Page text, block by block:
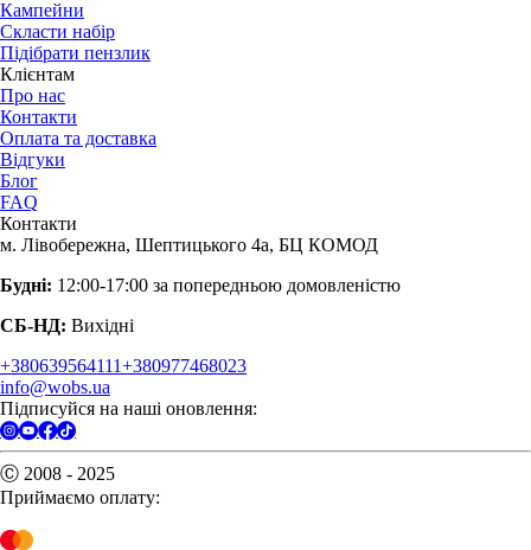
Кампейни
Скласти набір
Підібрати пензлик
Клієнтам
Про нас
Контакти
Оплата та доставка
Відгуки
Блог
FAQ
Контакти
м. Лівобережна, Шептицького 4а, БЦ КОМОД
Будні: 12:00-17:00 за попередньою домовленістю
СБ-НД: Вихідні
+380639564111+380977468023
info@wobs.ua
Підписуйся на наші оновлення:
Ⓒ 2008 - 2025
Приймаємо оплату: